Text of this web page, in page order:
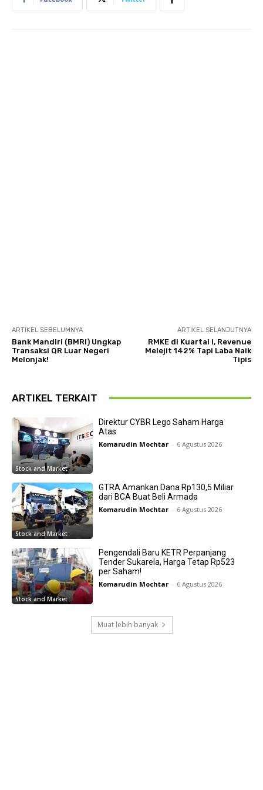
ARTIKEL SEBELUMNYA
Bank Mandiri (BMRI) Ungkap
Transaksi QR Luar Negeri
Melonjak!
ARTIKEL SELANJUTNYA
RMKE di Kuartal I, Revenue
Melejit 142% Tapi Laba Naik
Tipis
ARTIKEL TERKAIT
Stock and Market
Direktur CYBR Lego Saham Harga
Atas
Komarudin Mochtar - 6 Agustus 2026
Stock and Market
GTRA Amankan Dana Rp130,5 Miliar
dari BCA Buat Beli Armada
Komarudin Mochtar - 6 Agustus 2026
Stock and Market
Pengendali Baru KETR Perpanjang
Tender Sukarela, Harga Tetap Rp523
per Saham!
Komarudin Mochtar - 6 Agustus 2026
Muat lebih banyak